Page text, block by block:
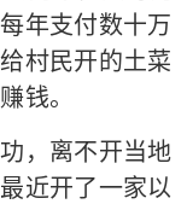
年支付数十万
村民开的土菜
钱。
，离不开当地
近开了一家以